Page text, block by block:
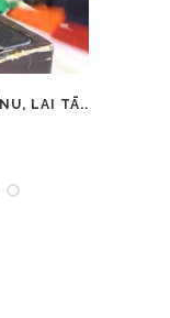
LAI TĀ...